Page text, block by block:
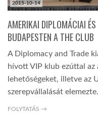
2015-10-14
AMERIKAI DIPLOMÁCIAI
BUDAPESTEN A THE CLUB
A Diplomacy and Trade
hívott VIP klub ezúttal az
lehetőségeket, illetve az
szerepvállalását elemezte.
FOLYTATÁS →